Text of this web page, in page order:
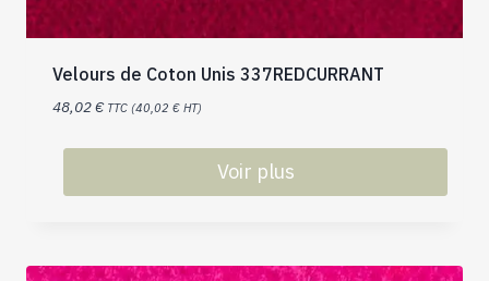
Velours de Coton Unis 337REDCURRANT
48,02€ TTC (40,02 € HT)
Voir plus